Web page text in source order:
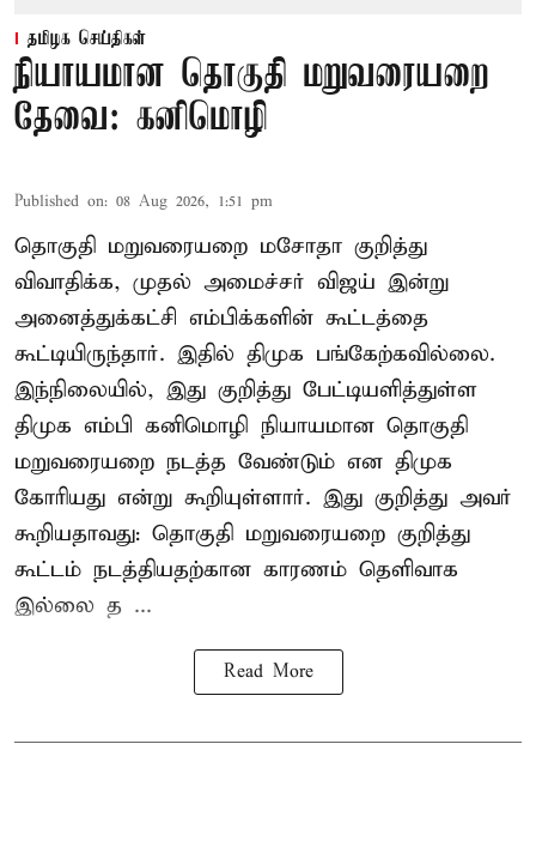
தமிழக செய்திகள்
நியாயமான தொகுதி மறுவரையறை
தேவை: கனிமொழி
Published on: 08 Aug 2026, 1:51 pm
தொகுதி மறுவரையறை மசோதா குறித்து
விவாதிக்க, முதல் அமைச்சர் விஜய் இன்று
அனைத்துக்கட்சி எம்பிக்களின் கூட்டத்தை
கூட்டியிருந்தார். இதில் திமுக பங்கேற்கவில்லை.
இந்நிலையில், இது குறித்து பேட்டியளித்துள்ள
திமுக எம்பி கனிமொழி நியாயமான தொகுதி
மறுவரையறை நடத்த வேண்டும் என திமுக
கோரியது என்று கூறியுள்ளார். இது குறித்து அவர்
கூறியதாவது: தொகுதி மறுவரையறை குறித்து
கூட்டம் நடத்தியதற்கான காரணம் தெளிவாக
இல்லை த ...
Read More